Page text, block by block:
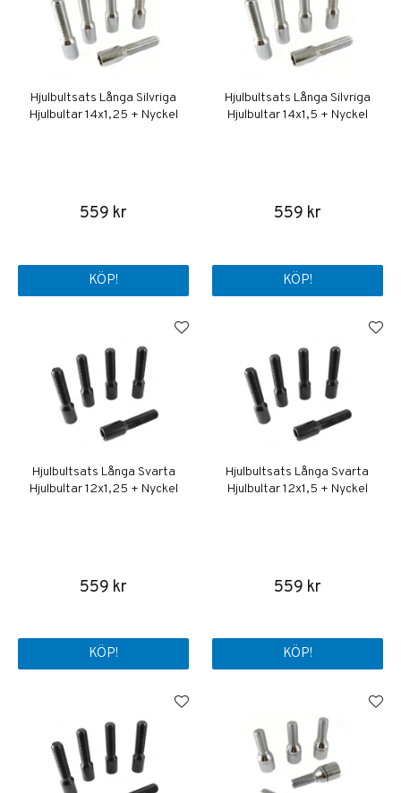
Hjulbultsats Långa Silvriga
Hjulbultar 14x1,25 + Nyckel
559 kr
KÖP!
Hjulbultsats Långa Silvriga
Hjulbultar 14x1,5 + Nyckel
559 kr
KÖP!
Hjulbultsats Långa Svarta
Hjulbultar 12x1,25 + Nyckel
559 kr
KÖP!
Hjulbultsats Långa Svarta
Hjulbultar 12x1,5 + Nyckel
559 kr
KÖP!